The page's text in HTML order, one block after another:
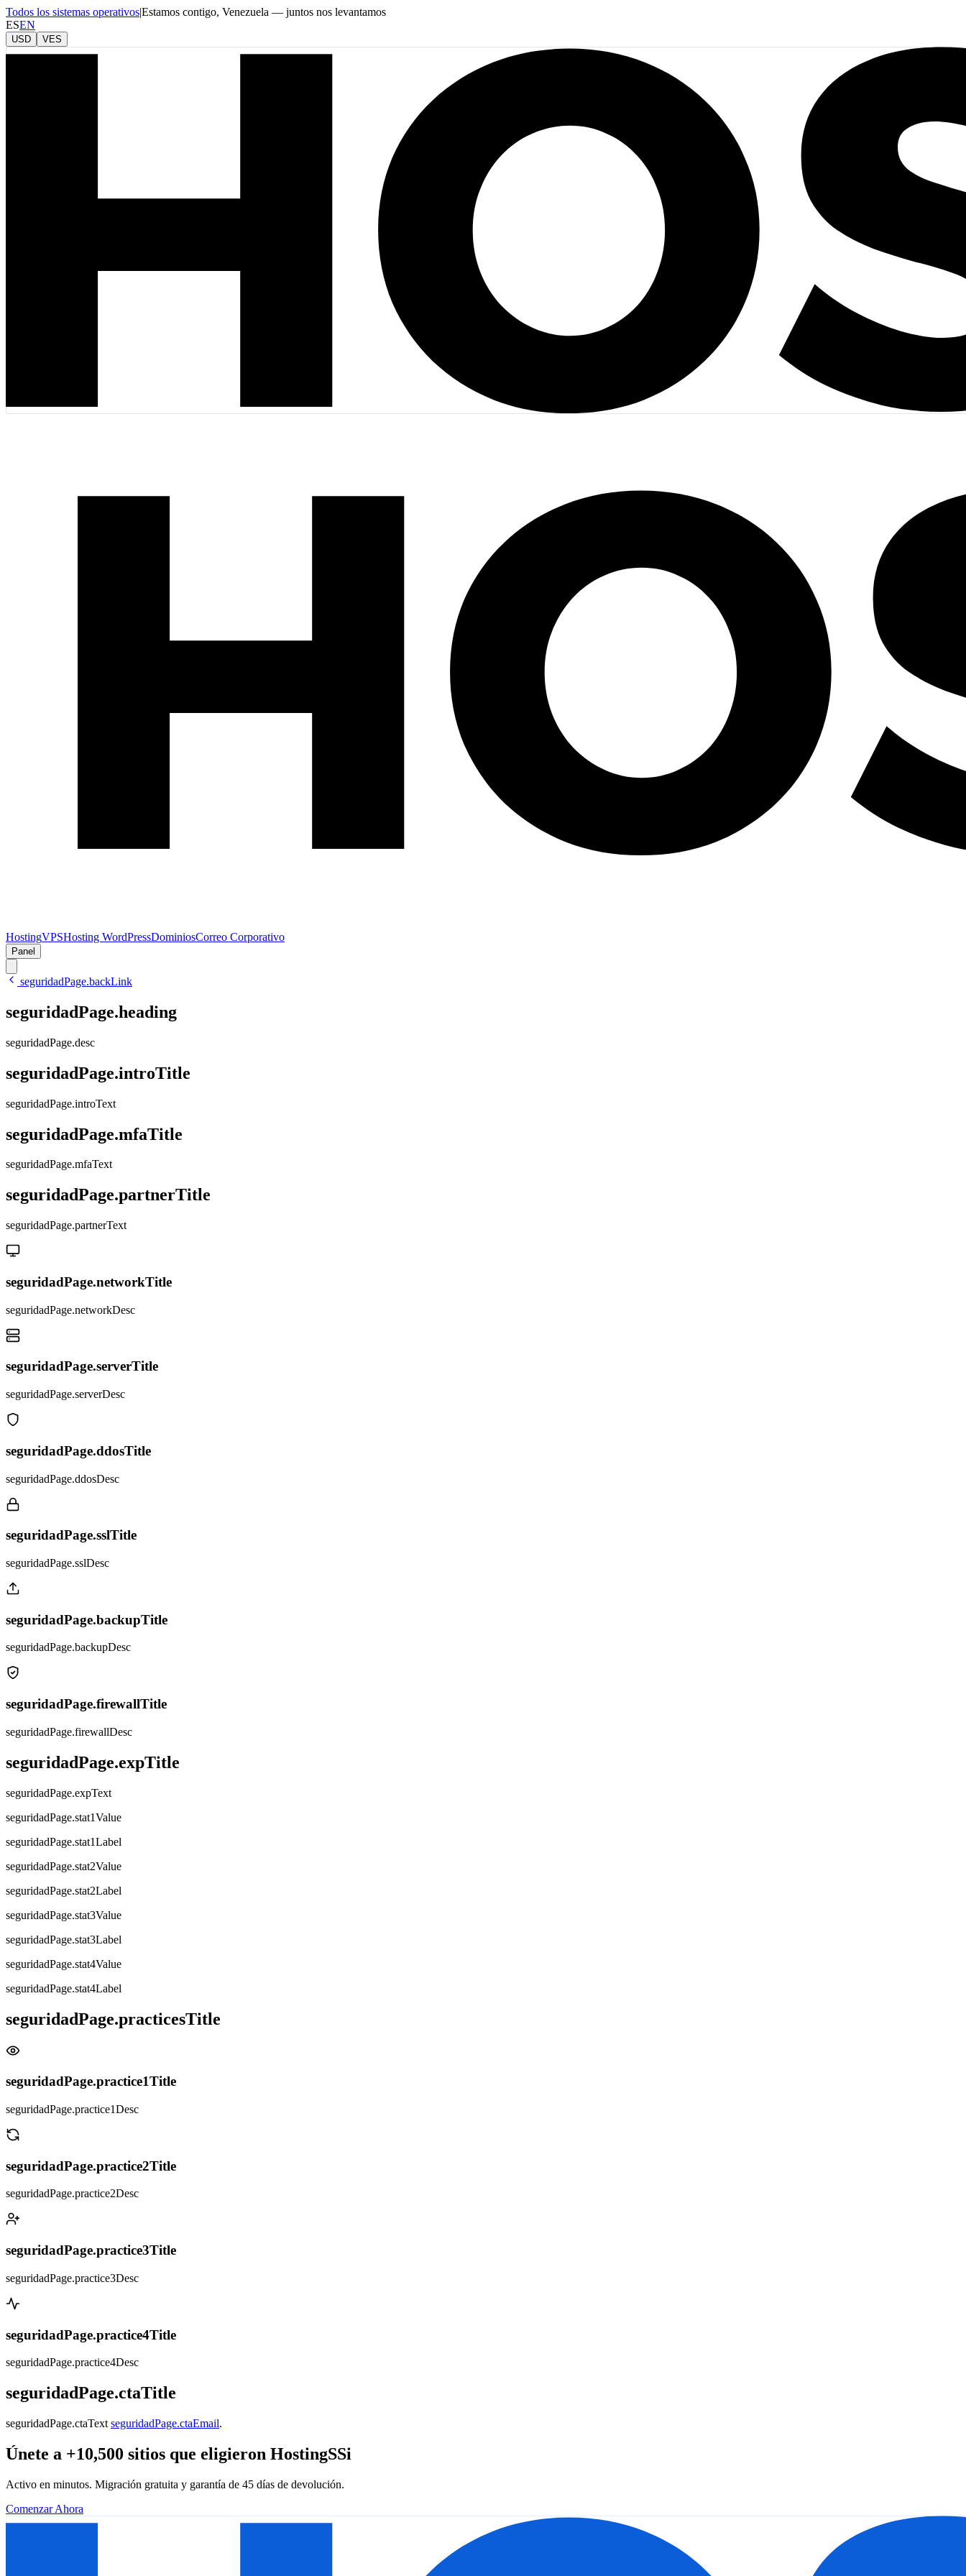
Todos los sistemas operativos|Estamos contigo, Venezuela — juntos nos levantamos
ESEN
USD VES
HostingVPSHosting WordPressDominiosCorreo Corporativo
Panel
seguridadPage.backLink
seguridadPage.heading
seguridadPage.desc
seguridadPage.introTitle
seguridadPage.introText
seguridadPage.mfaTitle
seguridadPage.mfaText
seguridadPage.partnerTitle
seguridadPage.partnerText
seguridadPage.networkTitle
seguridadPage.networkDesc
seguridadPage.serverTitle
seguridadPage.serverDesc
seguridadPage.ddosTitle
seguridadPage.ddosDesc
seguridadPage.sslTitle
seguridadPage.sslDesc
seguridadPage.backupTitle
seguridadPage.backupDesc
seguridadPage.firewallTitle
seguridadPage.firewallDesc
seguridadPage.expTitle
seguridadPage.expText
seguridadPage.stat1Value
seguridadPage.stat1Label
seguridadPage.stat2Value
seguridadPage.stat2Label
seguridadPage.stat3Value
seguridadPage.stat3Label
seguridadPage.stat4Value
seguridadPage.stat4Label
seguridadPage.practicesTitle
seguridadPage.practice1Title
seguridadPage.practice1Desc
seguridadPage.practice2Title
seguridadPage.practice2Desc
seguridadPage.practice3Title
seguridadPage.practice3Desc
seguridadPage.practice4Title
seguridadPage.practice4Desc
seguridadPage.ctaTitle
seguridadPage.ctaText seguridadPage.ctaEmail.
Únete a +10,500 sitios que eligieron HostingSSi
Activo en minutos. Migración gratuita y garantía de 45 días de devolución.
Comenzar Ahora